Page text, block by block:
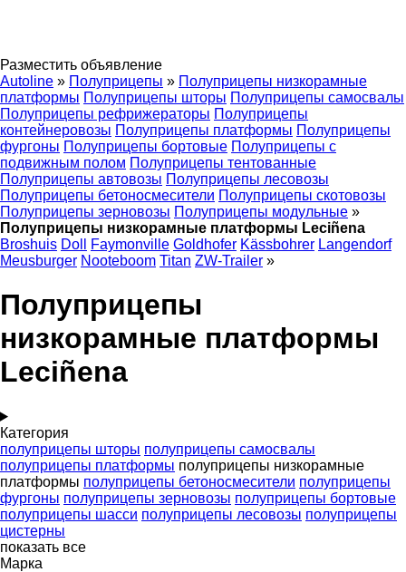
Разместить объявление
Autoline » Полуприцепы » Полуприцепы низкорамные
платформы Полуприцепы шторы Полуприцепы самосвалы
Полуприцепы рефрижераторы Полуприцепы
контейнеровозы Полуприцепы платформы Полуприцепы
фургоны Полуприцепы бортовые Полуприцепы с
подвижным полом Полуприцепы тентованные
Полуприцепы автовозы Полуприцепы лесовозы
Полуприцепы бетоносмесители Полуприцепы скотовозы
Полуприцепы зерновозы Полуприцепы модульные »
Полуприцепы низкорамные платформы Leciñena
Broshuis Doll Faymonville Goldhofer Kässbohrer Langendorf
Meusburger Nooteboom Titan ZW-Trailer »
Полуприцепы
низкорамные платформы
Leciñena
Категория
полуприцепы шторы полуприцепы самосвалы
полуприцепы платформы полуприцепы низкорамные
платформы полуприцепы бетоносмесители полуприцепы
фургоны полуприцепы зерновозы полуприцепы бортовые
полуприцепы шасси полуприцепы лесовозы полуприцепы
цистерны
показать все
Марка